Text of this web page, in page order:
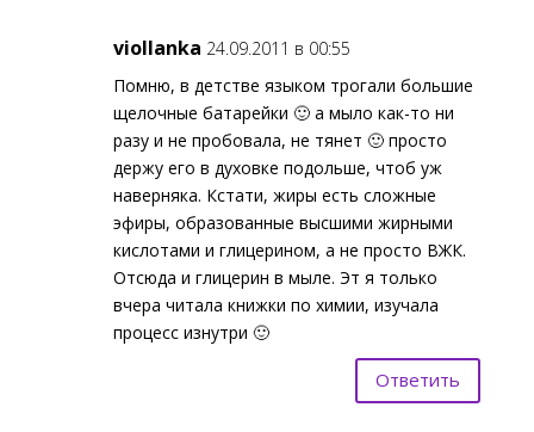
viollanka 24.09.2011 в 00:55
Помню, в детстве языком трогали большие
щелочные батарейки 🙂 а мыло как-то ни
разу и не пробовала, не тянет 🙂 просто
держу его в духовке подольше, чтоб уж
наверняка. Кстати, жиры есть сложные
эфиры, образованные высшими жирными
кислотами и глицерином, а не просто ВЖК.
Отсюда и глицерин в мыле. Эт я только
вчера читала книжки по химии, изучала
процесс изнутри 🙂
Ответить